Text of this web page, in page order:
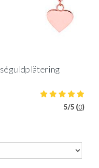
5/5 (0)